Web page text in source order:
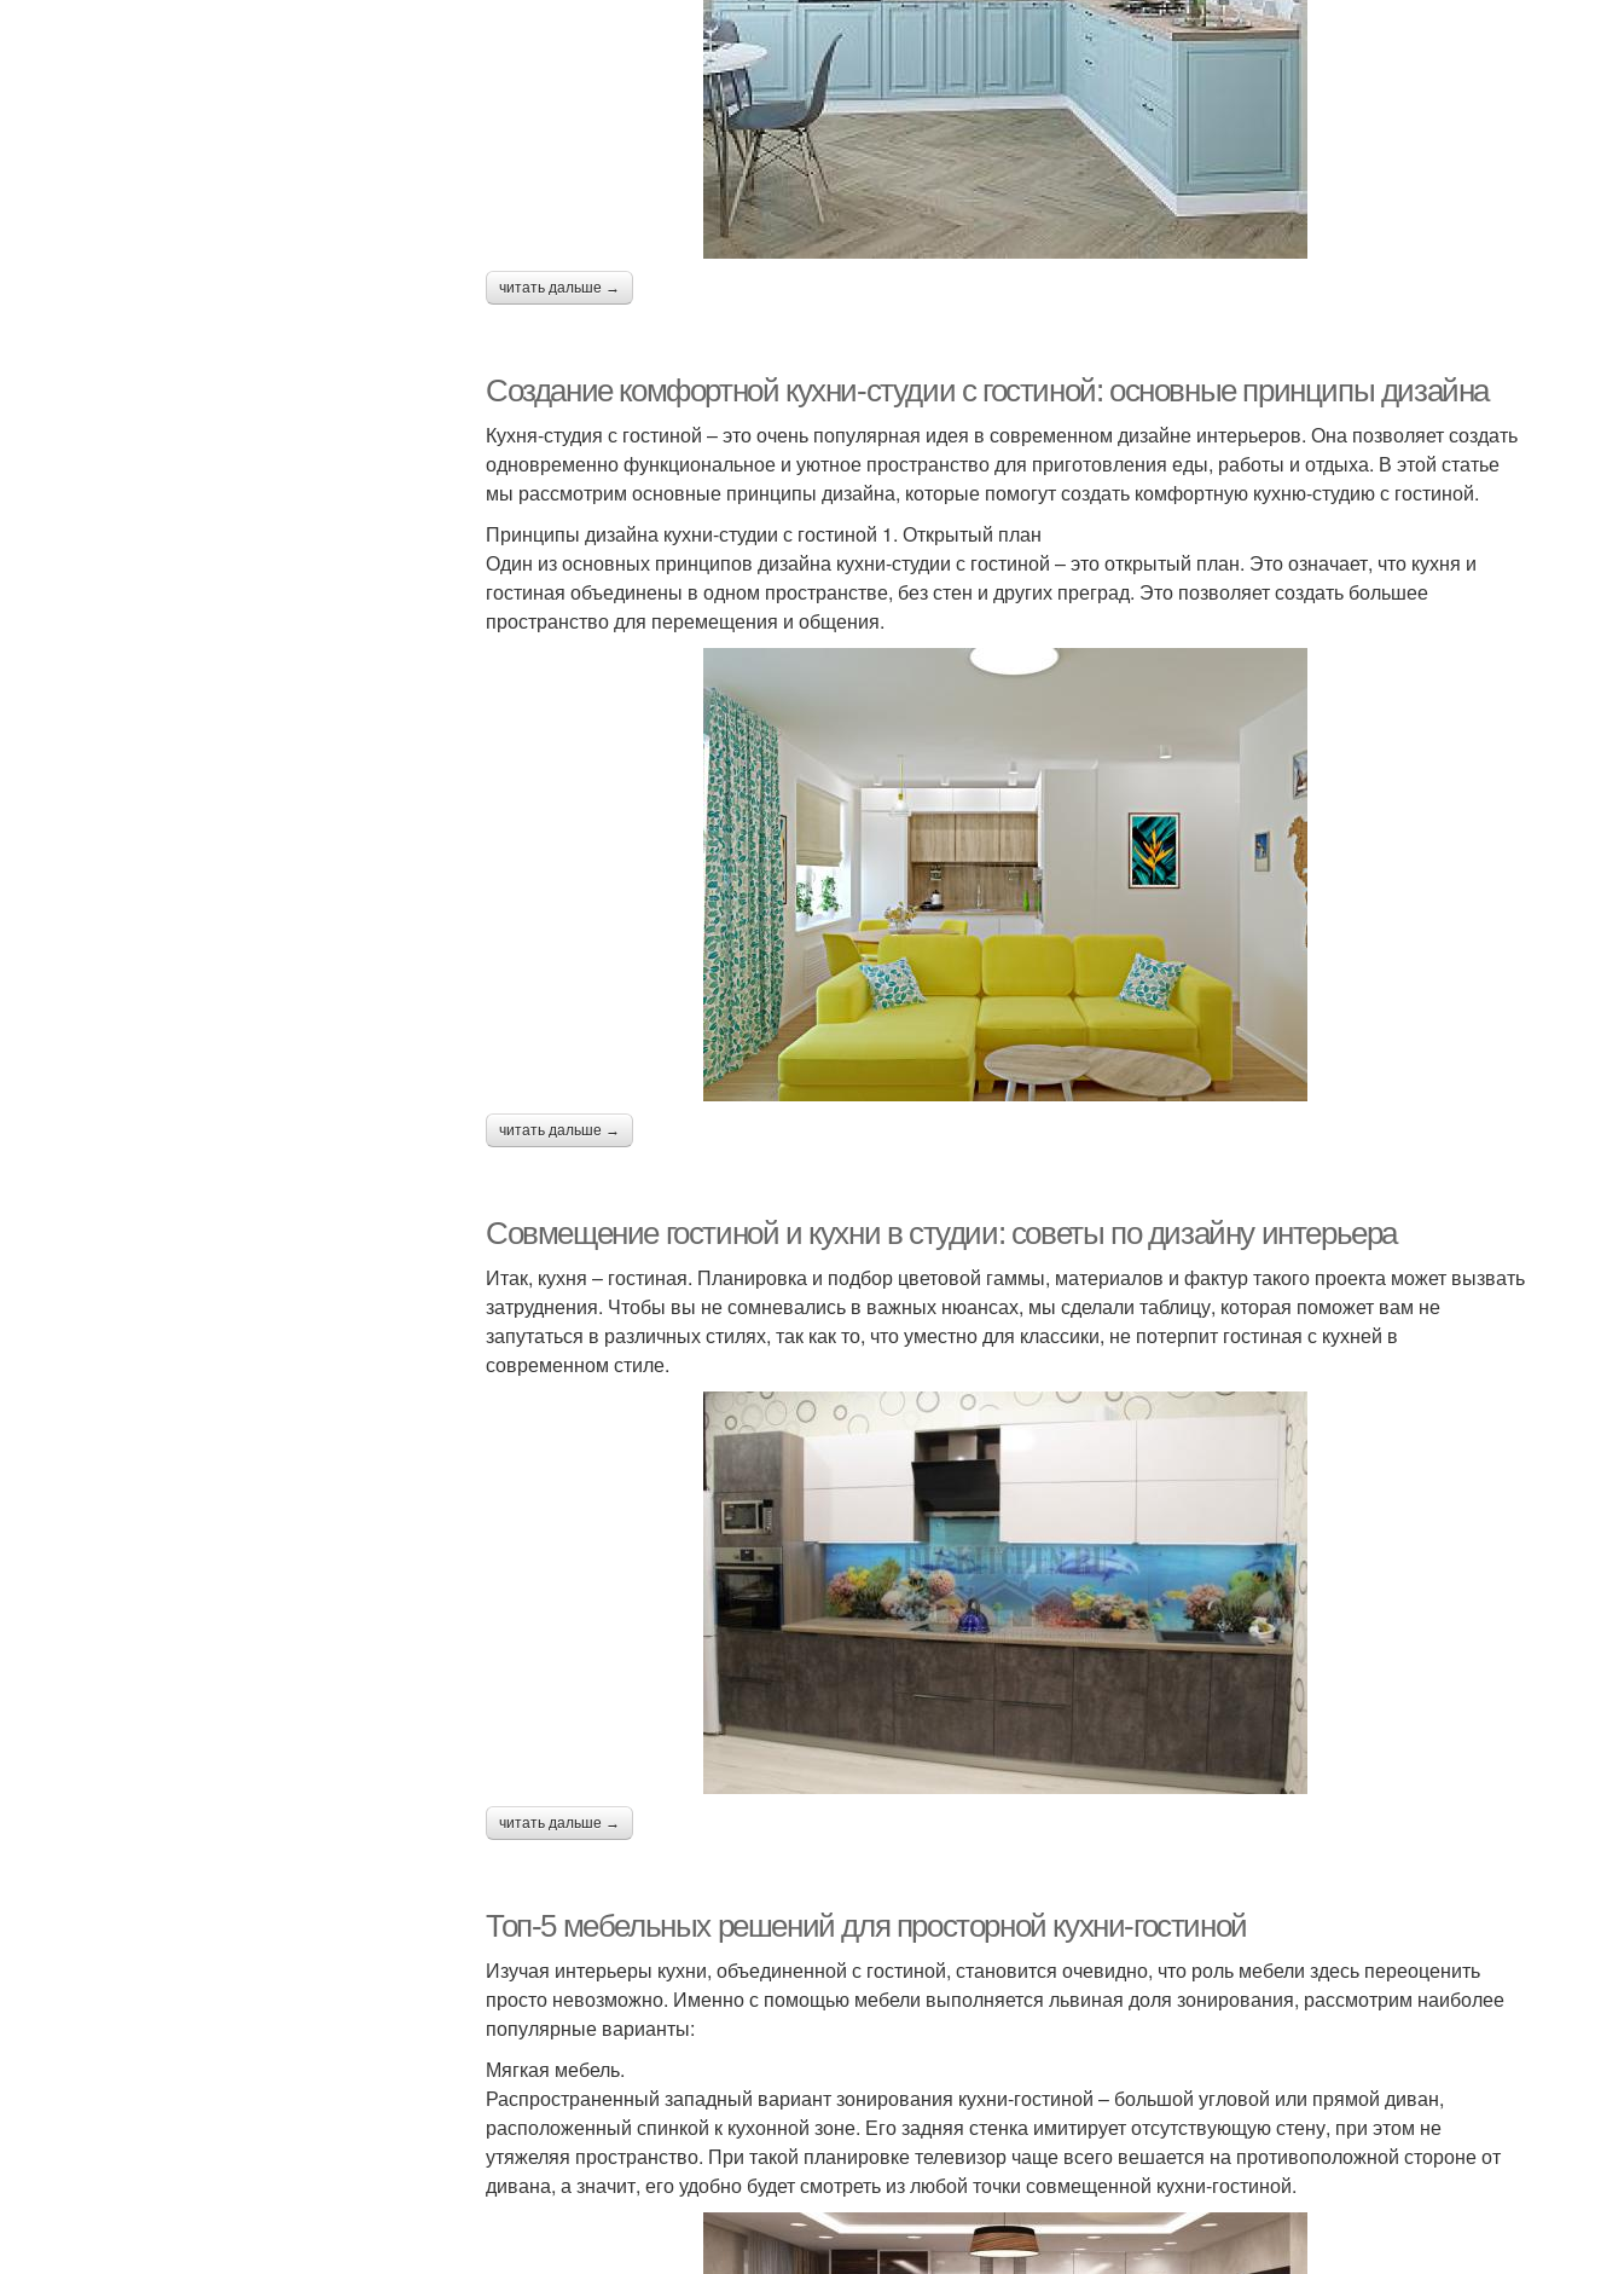
читать дальше →
Создание комфортной кухни-студии с гостиной: основные принципы дизайна
Кухня-студия с гостиной – это очень популярная идея в современном дизайне интерьеров. Она позволяет создать
одновременно функциональное и уютное пространство для приготовления еды, работы и отдыха. В этой статье
мы рассмотрим основные принципы дизайна, которые помогут создать комфортную кухню-студию с гостиной.
Принципы дизайна кухни-студии с гостиной 1. Открытый план
Один из основных принципов дизайна кухни-студии с гостиной – это открытый план. Это означает, что кухня и
гостиная объединены в одном пространстве, без стен и других преград. Это позволяет создать большее
пространство для перемещения и общения.
читать дальше →
Совмещение гостиной и кухни в студии: советы по дизайну интерьера
Итак, кухня – гостиная. Планировка и подбор цветовой гаммы, материалов и фактур такого проекта может вызвать
затруднения. Чтобы вы не сомневались в важных нюансах, мы сделали таблицу, которая поможет вам не
запутаться в различных стилях, так как то, что уместно для классики, не потерпит гостиная с кухней в
современном стиле.
читать дальше →
Топ-5 мебельных решений для просторной кухни-гостиной
Изучая интерьеры кухни, объединенной с гостиной, становится очевидно, что роль мебели здесь переоценить
просто невозможно. Именно с помощью мебели выполняется львиная доля зонирования, рассмотрим наиболее
популярные варианты:
Мягкая мебель.
Распространенный западный вариант зонирования кухни-гостиной – большой угловой или прямой диван,
расположенный спинкой к кухонной зоне. Его задняя стенка имитирует отсутствующую стену, при этом не
утяжеляя пространство. При такой планировке телевизор чаще всего вешается на противоположной стороне от
дивана, а значит, его удобно будет смотреть из любой точки совмещенной кухни-гостиной.